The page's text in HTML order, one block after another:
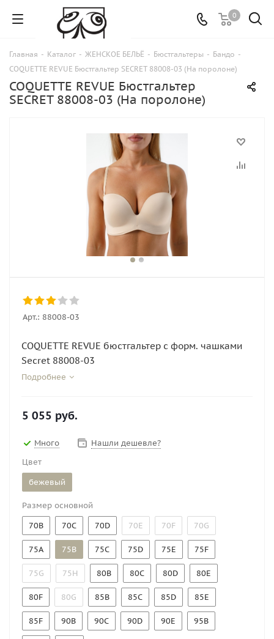
0
Главная - Каталог - ЖЕНСКОЕ БЕЛЬЁ - Бюстгальтеры - Бандо -
COQUETTE REVUE Бюстгальтер SECRET 88008-03 (На поролоне)
COQUETTE REVUE Бюстгальтер
SECRET 88008-03 (На поролоне)
Арт.: 88008-03
COQUETTE REVUE бюстгальтер с форм. чашками
Secret 88008-03
Подробнее
5 055 руб.
Много
Нашли дешевле?
Цвет
бежевый
Размер основной
70B
70C 70D 70E 70F 70G
75A 75B 75C 75D 75E 75F
75G 75H 80B 80C 80D 80E
80F 80G 85B 85C 85D 85E
85F 90B 90C 90D 90E 95B